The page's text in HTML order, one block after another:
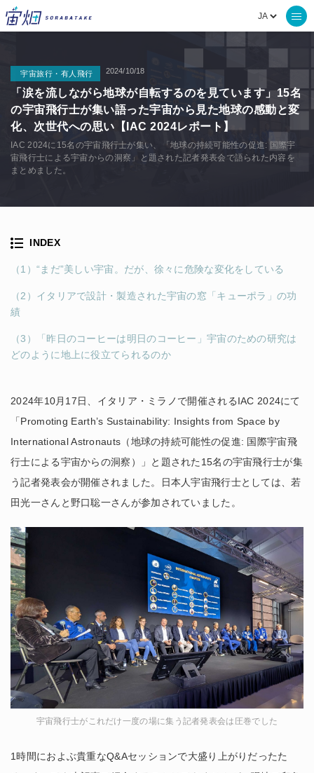
宇宙旅行・有人飛行 2024/10/18
「涙を流しながら地球が自転するのを見ています」15名
の宇宙飛行士が集い語った宇宙から見た地球の感動と変
化、次世代への思い【IAC 2024レポート】
IAC 2024に15名の宇宙飛行士が集い、「地球の持続可能性の促進: 国際宇
宙飛行士による宇宙からの洞察」と題された記者発表会で語られた内容を
まとめました。
2024年10月17日、イタリア・ミラノで開催されるIAC 2024にて
「Promoting Earth’s Sustainability: Insights from Space by
International Astronauts（地球の持続可能性の促進: 国際宇宙飛
行士による宇宙からの洞察）」と題された15名の宇宙飛行士が集
う記者発表会が開催されました。日本人宇宙飛行士としては、若
田光一さんと野口聡一さんが参加されていました。
宇宙飛行士がこれだけ一度の場に集う記者発表会は圧巻でした
1時間におよぶ貴重なQ&Aセッションで大盛り上がりだったた
INDEX
（1）“まだ”美しい宇宙。だが、徐々に危険な変化をしている
（2）イタリアで設計・製造された宇宙の窓「キューポラ」の功
績
（3）「昨日のコーヒーは明日のコーヒー」宇宙のための研究は
どのように地上に役立てられるのか